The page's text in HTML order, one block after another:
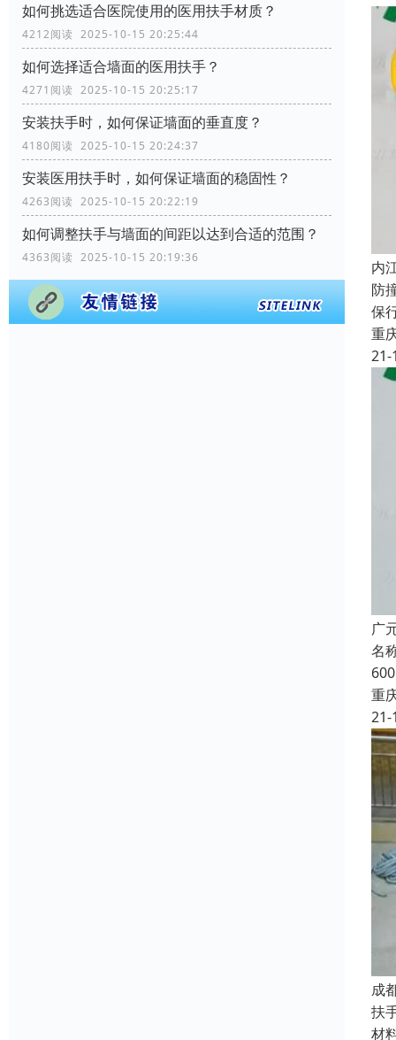
如何挑选适合医院使用的医用扶手材质？
4212阅读 2025-10-15 20:25:44
如何选择适合墙面的医用扶手？
4271阅读 2025-10-15 20:25:17
安装扶手时，如何保证墙面的垂直度？
4180阅读 2025-10-15 20:24:37
安装医用扶手时，如何保证墙面的稳固性？
4263阅读 2025-10-15 20:22:19
如何调整扶手与墙面的间距以达到合适的范围？
4363阅读 2025-10-15 20:19:36
内
防
保
重
21-
广
名
重
21-
成
扶
材